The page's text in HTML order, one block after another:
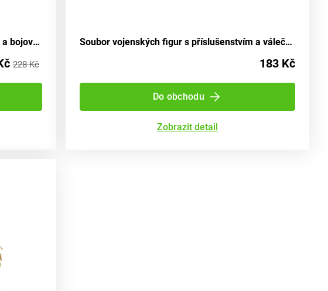
Soubor vojenských figur s příslušenstvím a bojovým bezpilotním letounem
228 Kč
Soubor vojenských figur s příslušenstvím a válečnou technikou v obalu
183 Kč
Do obchodu
Zobrazit detail